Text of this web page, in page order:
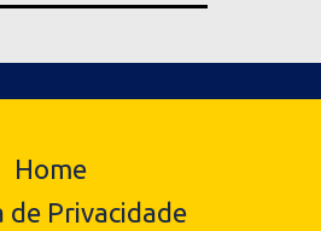
Home
de Privacidade